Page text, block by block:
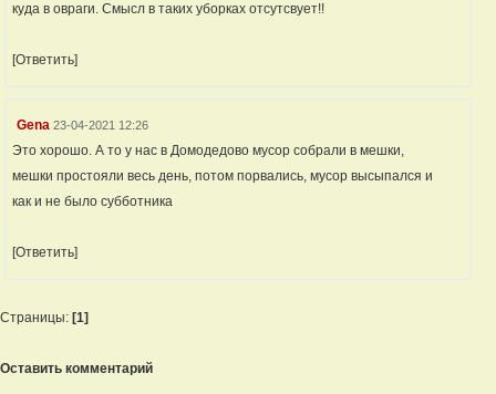
куда в овраги. Смысл в таких уборках отсутсвует!!
[Ответить]
Gena 23-04-2021 12:26
Это хорошо. А то у нас в Домодедово мусор собрали в мешки,
мешки простояли весь день, потом порвались, мусор высыпался и
как и не было субботника
[Ответить]
Страницы: [1]
Оставить комментарий